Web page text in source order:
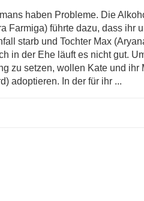
haben Probleme. Die
Farmiga) führte dazu, dass ihr
starb und Tochter Max
in der Ehe läuft es nicht gut.
zu setzen, wollen Kate und ihr
adoptieren. In der für ihr ...